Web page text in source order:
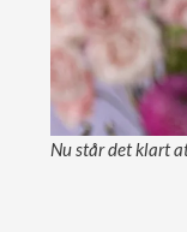
Nu står det klart